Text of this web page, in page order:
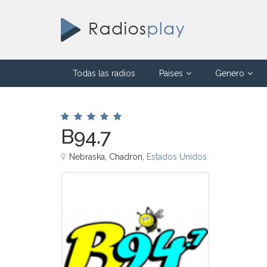
Todas las radios Paises Genero
B94.7
Nebraska, Chadron, Estados Unidos